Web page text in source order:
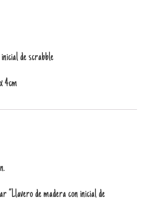
de scrabble
4cm
“Llavero de madera con inicial de